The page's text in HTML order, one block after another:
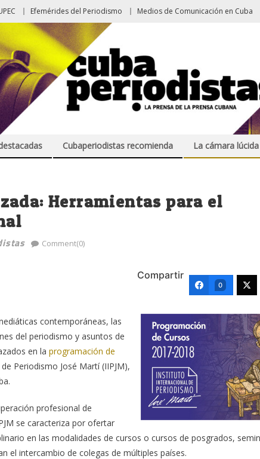
Efemérides del Periodismo Medios de Comunicación en Cuba
Cubaperiodistas recomienda La cámara lúcida
Herramientas para el
Comment(0)
Compartir
0
contemporáneas, las
del periodismo y asuntos de
en la programación de
Periodismo José Martí (IIPJM),
profesional de
se caracteriza por ofertar
en las modalidades de cursos o cursos de posgrados,
el intercambio de colegas de múltiples países.